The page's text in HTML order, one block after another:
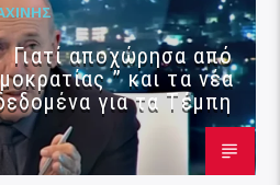
αποχώρησα από
” και τα νέα
για τα Τέμπη